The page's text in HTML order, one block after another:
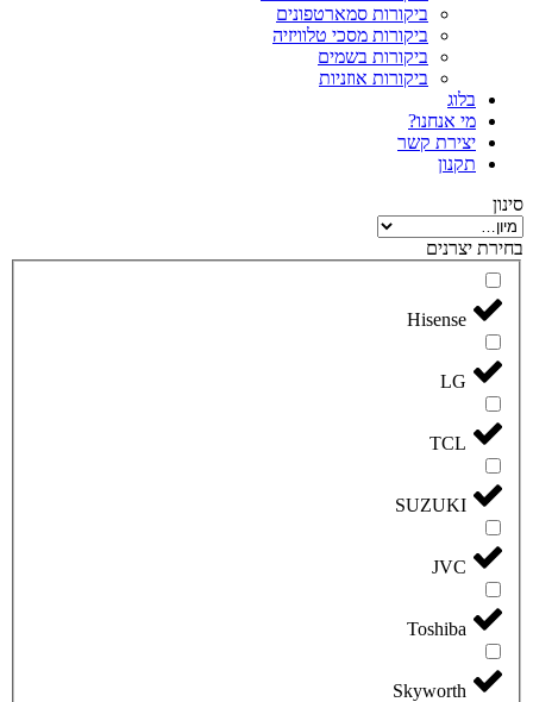
ביקורות סמארטפונים
ביקורות מסכי טלוויזיה
ביקורות בשמים
ביקורות אוזניות
בלוג
מי אנחנו?
יצירת קשר
תקנון
סינון
בחירת יצרנים
Hisense
LG
TCL
SUZUKI
JVC
Toshiba
Skyworth